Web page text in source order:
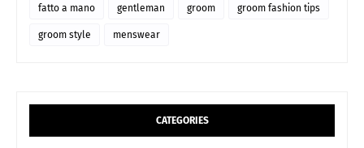
fatto a mano gentleman groom groom fashion tips
groom style menswear
CATEGORIES